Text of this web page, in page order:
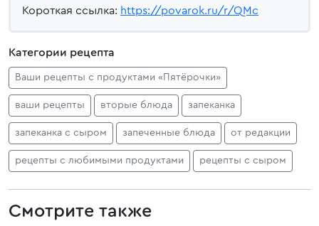
Короткая ссылка: https://povarok.ru/r/QMc
Категории рецепта
Ваши рецепты с продуктами «Пятёрочки»
ваши рецепты вторые блюда запеканка
запеканка с сыром запеченные блюда от редакции
рецепты с любимыми продуктами рецепты с сыром
Смотрите также